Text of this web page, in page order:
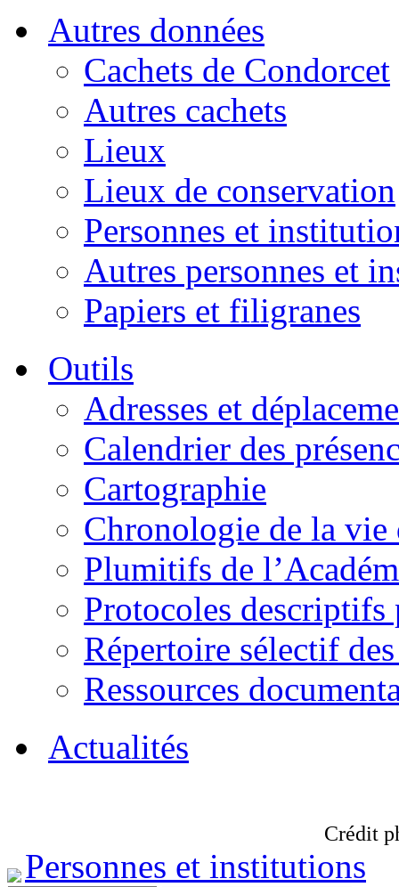
Autres données
Cachets de Condorcet
Autres cachets
Lieux
Lieux de conservation
Personnes et
Autres personnes et
Papiers et filigranes
Outils
Adresses et
Calendrier des
Cartographie
Chronologie de la vie
Plumitifs de
Protocoles descriptifs
Répertoire sélectif
Ressources
Actualités
Crédit
Personnes et institutions